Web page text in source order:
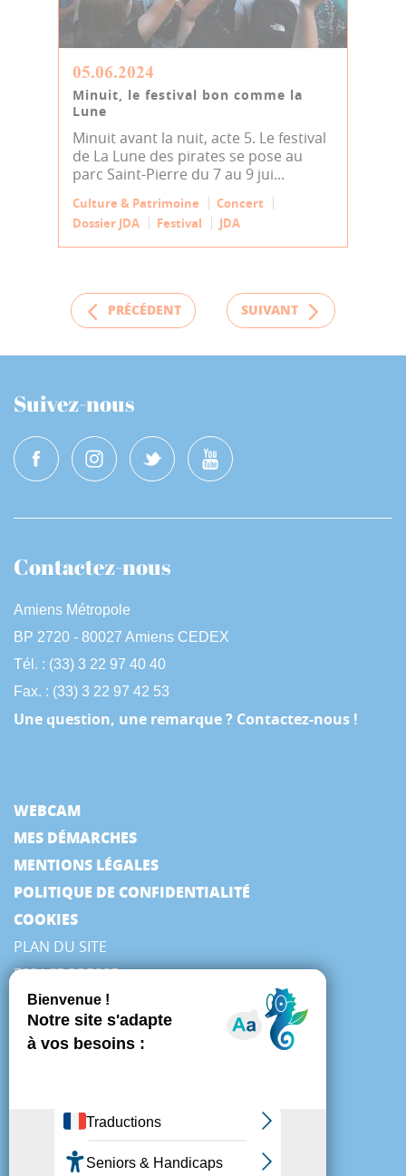
05.06.2024
Minuit, le festival bon comme la
Lune
Minuit avant la nuit, acte 5. Le festival
de La Lune des pirates se pose au
parc Saint-Pierre du 7 au 9 jui...
Culture & Patrimoine
Concert
Dossier JDA
Festival JDA
PRÉCÉDENT SUIVANT
Suivez-nous
Contactez-nous
Amiens Métropole
BP 2720 - 80027 Amiens CEDEX
Tél. : (33) 3 22 97 40 40
Fax. : (33) 3 22 97 42 53
Une question, une remarque ? Contactez-nous !
WEBCAM
MES DÉMARCHES
MENTIONS LÉGALES
POLITIQUE DE CONFIDENTIALITÉ
COOKIES
PLAN DU SITE
ESPACE PRESSE